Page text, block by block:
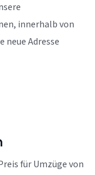
innerhalb von
neue Adresse
für Umzüge von